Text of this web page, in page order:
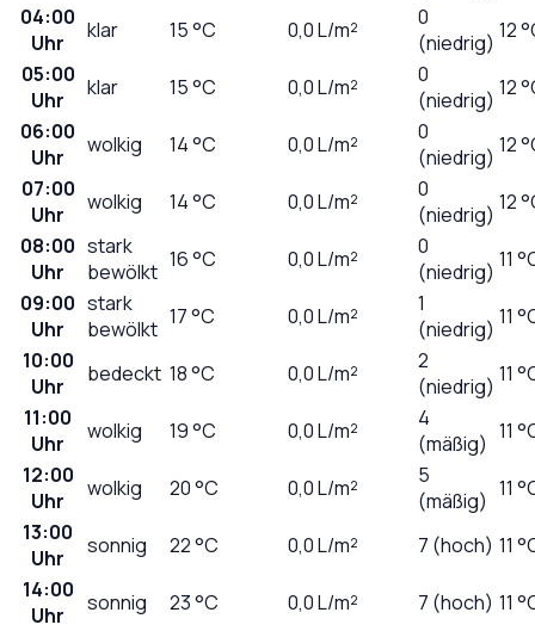
04:00
Uhr
klar 15°C 0,0L/m²
0
(niedrig) 12
05:00
Uhr
klar 15°C 0,0L/m²
0
(niedrig) 12
06:00
Uhr
wolkig 14°C 0,0L/m²
0
(niedrig) 12
07:00
Uhr
wolkig 14°C 0,0L/m²
0
(niedrig) 12
08:00
Uhr
stark
bewölkt 16°C 0,0L/m²
0
(niedrig) 11
09:00
Uhr
stark
bewölkt 17°C 0,0L/m²
1
(niedrig) 11
10:00
Uhr
bedeckt 18°C 0,0L/m²
2
(niedrig) 11
11:00
Uhr
wolkig 19°C 0,0L/m²
4
(mäßig) 11
12:00
Uhr
wolkig 20°C 0,0L/m²
5
(mäßig) 11
13:00
Uhr
sonnig 22°C 0,0L/m² 7 (hoch) 11
14:00
Uhr
sonnig 23°C 0,0L/m² 7 (hoch) 11